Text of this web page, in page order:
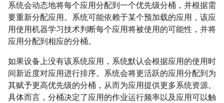
系统会动态地将每个应用分配到一个优先级分桶，并根据需
要重新分配应用。系统可能依赖于某个预加载的应用，该应
用使用机器学习技术判断每个应用将被使用的可能性，并将
应用分配到相应的分桶。
如果设备上没有该系统应用，系统默认会根据应用的使用时
间新近度对应用进行排序。系统会将更活跃的应用分配到为
其赋予更高优先级的分桶，从而为应用提供更多系统资源。
具体而言，分桶决定了应用的作业运行频率以及应用可以触